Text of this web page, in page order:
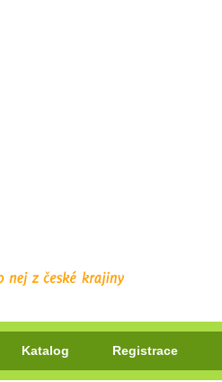
Katalog Registrace